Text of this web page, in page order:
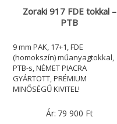
Zoraki 917 FDE tokkal –
PTB
9 mm PAK, 17+1, FDE
(homokszín) műanyagtokkal,
PTB-s, NÉMET PIACRA
GYÁRTOTT, PRÉMIUM
MINŐSÉGŰ KIVITEL!
Ár: 79 900 Ft